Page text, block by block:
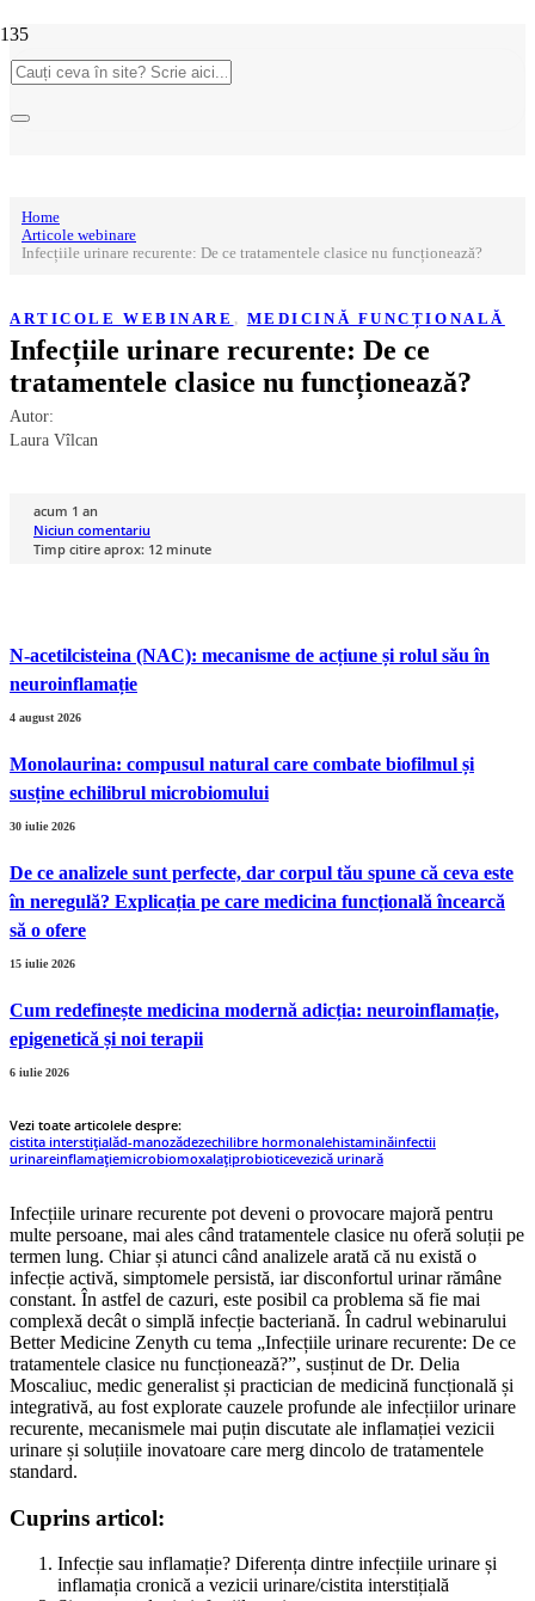
Home
Articole webinare
Infecțiile urinare recurente: De ce tratamentele clasice nu funcționează?
ARTICOLE WEBINARE , MEDICINĂ FUNCȚIONALĂ
Infecțiile urinare recurente: De ce
tratamentele clasice nu funcționează?
Autor:
Laura Vîlcan
acum 1 an
Niciun comentariu
Timp citire aprox: 12 minute
N-acetilcisteina (NAC): mecanisme de acțiune și rolul său în
neuroinflamație
4 august 2026
Monolaurina: compusul natural care combate biofilmul și
susține echilibrul microbiomului
30 iulie 2026
De ce analizele sunt perfecte, dar corpul tău spune că ceva este
în neregulă? Explicația pe care medicina funcțională încearcă
să o ofere
15 iulie 2026
Cum redefinește medicina modernă adicția: neuroinflamație,
epigenetică și noi terapii
6 iulie 2026
Vezi toate articolele despre:
cistita interstițialăd-manozădezechilibre hormonalehistaminăinfectii
urinareinflamațiemicrobiomoxalațiprobioticevezică urinară
Infecțiile urinare recurente pot deveni o provocare majoră pentru
multe persoane, mai ales când tratamentele clasice nu oferă soluții pe
termen lung. Chiar și atunci când analizele arată că nu există o
infecție activă, simptomele persistă, iar disconfortul urinar rămâne
constant. În astfel de cazuri, este posibil ca problema să fie mai
complexă decât o simplă infecție bacteriană. În cadrul webinarului
Better Medicine Zenyth cu tema „Infecțiile urinare recurente: De ce
tratamentele clasice nu funcționează?”, susținut de Dr. Delia
Moscaliuc, medic generalist și practician de medicină funcțională și
integrativă, au fost explorate cauzele profunde ale infecțiilor urinare
recurente, mecanismele mai puțin discutate ale inflamației vezicii
urinare și soluțiile inovatoare care merg dincolo de tratamentele
standard.
Cuprins articol:
Infecție sau inflamație? Diferența dintre infecțiile urinare și
inflamația cronică a vezicii urinare/cistita interstițială